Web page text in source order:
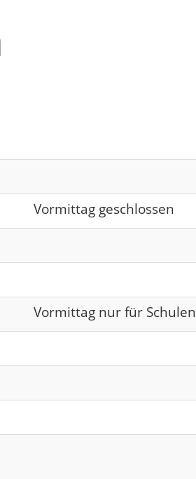
Vormittag geschlossen
Vormittag nur für Schulen